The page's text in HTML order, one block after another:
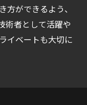
方ができるよう、
術者として活躍や
イベートも大切に